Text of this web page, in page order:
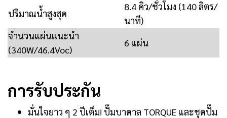
ปริมาณน้ำสูงสุด
8.4 คิว/ชั่วโมง (140 ลิตร/
นาที)
จำนวนแผ่นแนะนำ
(340W/46.4Voc)
6 แผ่น
การรับประกัน
มั่นใจยาว ๆ 2 ปีเต็ม! ปั๊มบาดาล TORQUE และชุดปั๊ม